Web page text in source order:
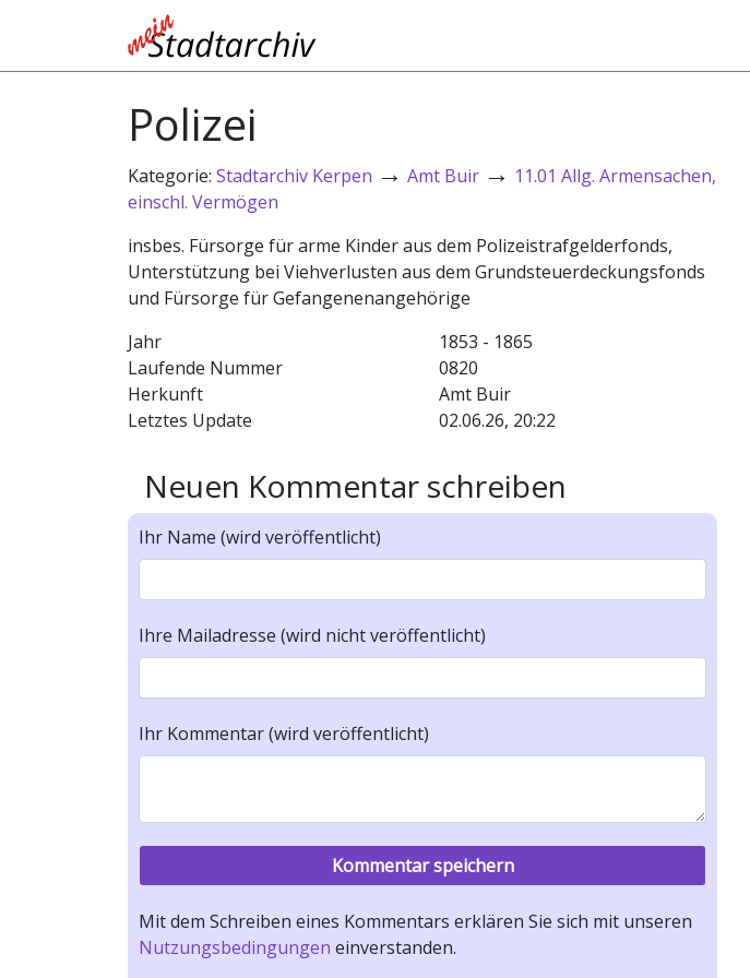
Polizei
Kategorie: Stadtarchiv Kerpen → Amt Buir → 11.01 Allg. Armensachen,
einschl. Vermögen
insbes. Fürsorge für arme Kinder aus dem Polizeistrafgelderfonds,
Unterstützung bei Viehverlusten aus dem Grundsteuerdeckungsfonds
und Fürsorge für Gefangenenangehörige
Jahr
1853 - 1865
Laufende Nummer
0820
Herkunft
Amt Buir
Letztes Update
02.06.26, 20:22
Neuen Kommentar schreiben
Ihr Name (wird veröffentlicht)
Ihre Mailadresse (wird nicht veröffentlicht)
Ihr Kommentar (wird veröffentlicht)
Mit dem Schreiben eines Kommentars erklären Sie sich mit unseren
Nutzungsbedingungen einverstanden.